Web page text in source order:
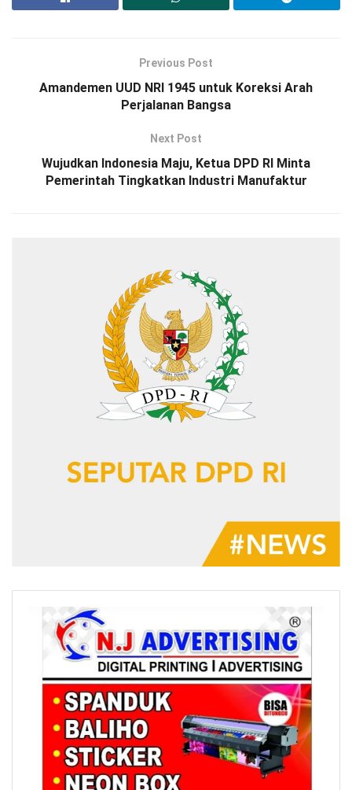
Previous Post
Amandemen UUD NRI 1945 untuk Koreksi Arah
Perjalanan Bangsa
Next Post
Wujudkan Indonesia Maju, Ketua DPD RI Minta
Pemerintah Tingkatkan Industri Manufaktur